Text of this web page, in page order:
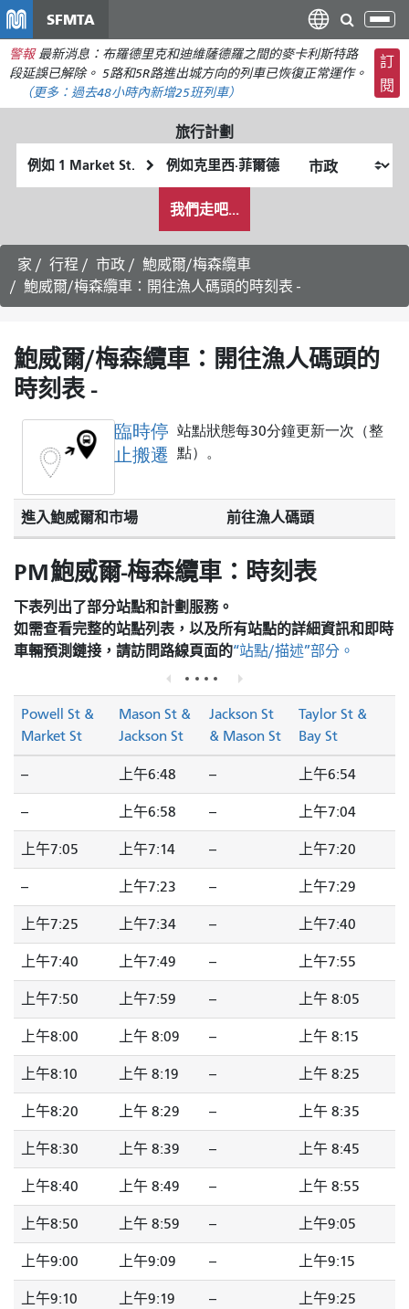
主
要
內
容
SFMTA
切
換
導
航
警報 最新消息：布羅德里克和迪維薩德羅之間的麥卡利斯特路
段延誤已解除。 5路和5R路進出城方向的列車已恢復正常運作。
（更多： 過去48小時內新增25班列車）
訂
閱
旅行計劃
起
始
終
點
我
希
望
的
旅
行
式
我們走吧...
家 行程 市政
鮑威爾/梅森纜車
鮑威爾/梅森纜車：開往漁人碼頭的時刻表 -
鮑威爾/梅森纜車：開往漁人碼頭的
時刻表 -
臨時停
止搬遷
站點狀態每30分鐘更新一次（整
點）。
進入鮑威爾和市場 前往漁人碼頭
PM鮑威爾-梅森纜車：時刻表
下表列出了部分站點和計劃服務。
如需查看完整的站點列表，以及所有站點的詳細資訊和即時
車輛預測鏈接，請訪問路線頁面的“站點/描述”部分。
Powell St &
Market St
Mason St &
Jackson St
Jackson St
& Mason St
Taylor St &
Bay St
-- 上午6:48 -- 上午6:54
-- 上午6:58 -- 上午7:04
上午7:05 上午7:14 -- 上午7:20
-- 上午7:23 -- 上午7:29
上午7:25 上午7:34 -- 上午7:40
上午7:40 上午7:49 -- 上午7:55
上午7:50 上午7:59 -- 上午 8:05
上午8:00 上午 8:09 -- 上午 8:15
上午8:10 上午 8:19 -- 上午 8:25
上午8:20 上午 8:29 -- 上午 8:35
上午8:30 上午 8:39 -- 上午 8:45
上午8:40 上午 8:49 -- 上午 8:55
上午8:50 上午 8:59 -- 上午9:05
上午9:00 上午9:09 -- 上午9:15
上午9:10 上午9:19 -- 上午9:25